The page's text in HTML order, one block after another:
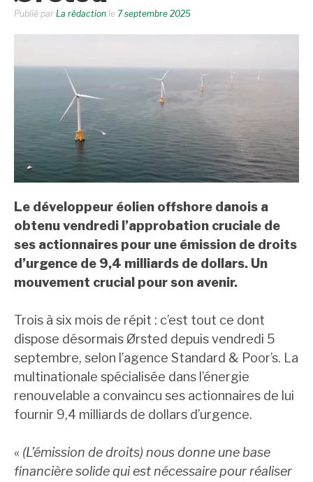
Publié par La rédaction le 7 septembre 2025
Le développeur éolien offshore danois a
obtenu vendredi l’approbation cruciale de
ses actionnaires pour une émission de droits
d’urgence de 9,4 milliards de dollars. Un
mouvement crucial pour son avenir.
Trois à six mois de répit : c’est tout ce dont
dispose désormais Ørsted depuis vendredi 5
septembre, selon l’agence Standard & Poor’s. La
multinationale spécialisée dans l’énergie
renouvelable a convaincu ses actionnaires de lui
fournir 9,4 milliards de dollars d’urgence.
« (L’émission de droits) nous donne une base
financière solide qui est nécessaire pour réaliser